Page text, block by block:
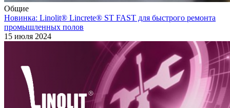
Общие
Новинка: Linolit® Lincrete® ST FAST для быстрого ремонта
промышленных полов
15 июля 2024